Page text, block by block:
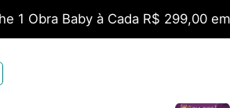
1 Obra Baby à Cada R$ 299,00